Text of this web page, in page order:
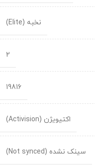
نخبه (Elite)
2
19816
اکتیویژن (Activision)
سینک نشده (Not synced)